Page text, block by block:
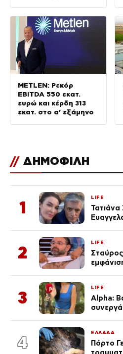
METLEN: Ρεκόρ
EBITDA 550 εκατ.
ευρώ και κέρδη 313
εκατ. στο α’ εξάμηνο
// ΔΗΜΟΦΙΛΗ
1
LIFE
Τατιάνα
2
LIFE
3
LIFE
Alpha:
του
4
ΕΛΛΑΔΑ
Πόρτο